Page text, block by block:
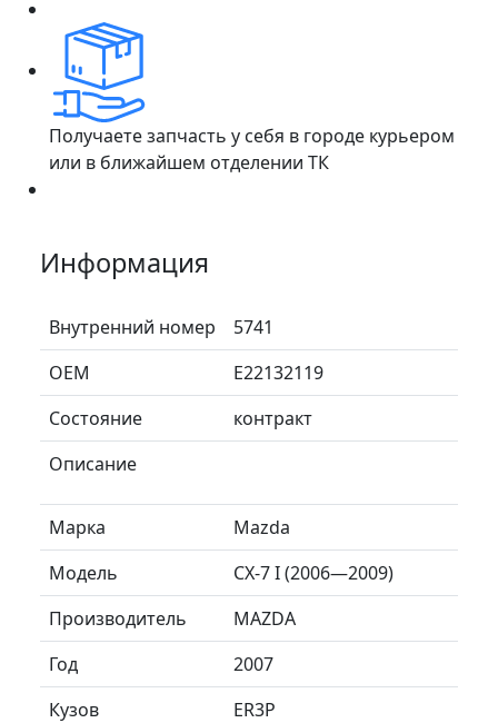
Получаете запчасть у себя в городе курьером
или в ближайшем отделении ТК
Информация
Внутренний номер
5741
ОЕМ
E22132119
Состояние
контракт
Описание
Марка
Mazda
Модель
CX-7 I (2006—2009)
Производитель
MAZDA
Год
2007
Кузов
ER3P